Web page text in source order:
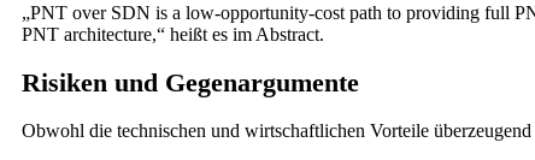
„PNT over SDN is a low-opportunity-cost path to providing full
PNT architecture,“ heißt es im Abstract.
Risiken und Gegenargumente
Obwohl die technischen und wirtschaftlichen Vorteile